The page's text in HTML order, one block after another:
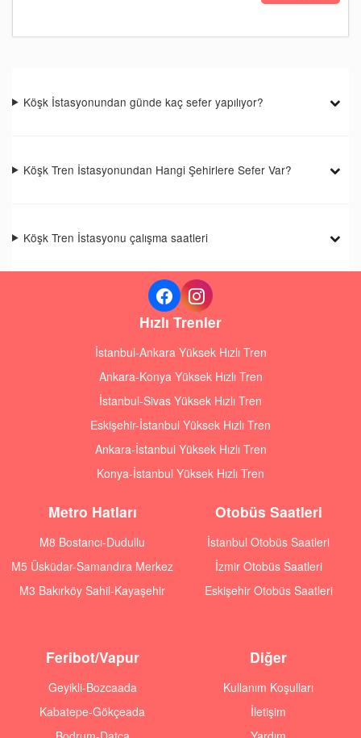
Köşk İstasyonundan günde kaç sefer yapılıyor?
Köşk Tren İstasyonundan Hangi Şehirlere Sefer Var?
Köşk Tren İstasyonu çalışma saatleri
Hızlı Trenler
İstanbul-Ankara Yüksek Hızlı Tren
Ankara-Konya Yüksek Hızlı Tren
İstanbul-Sivas Yüksek Hızlı Tren
Eskişehir-İstanbul Yüksek Hızlı Tren
Ankara-İstanbul Yüksek Hızlı Tren
Konya-İstanbul Yüksek Hızlı Tren
Metro Hatları
M8 Bostancı-Dudullu
M5 Üsküdar-Samandıra Merkez
M3 Bakırköy Sahil-Kayaşehir
Otobüs Saatleri
İstanbul Otobüs Saatleri
İzmir Otobüs Saatleri
Eskişehir Otobüs Saatleri
Feribot/Vapur
Geyikli-Bozcaada
Kabatepe-Gökçeada
Diğer
Kullanım Koşulları
İletişim